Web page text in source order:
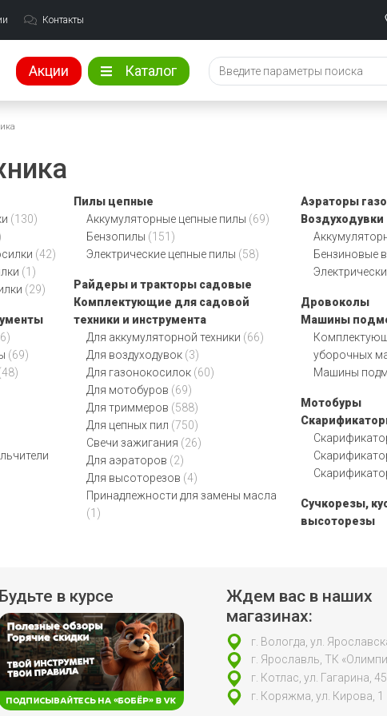
Контакты
Акции Каталог
(130)
(42)
(1)
(29)
(69)
Пилы цепные
Аккумуляторные цепные пилы (69)
Бензопилы (151)
Электрические цепные пилы (58)
Райдеры и тракторы садовые
Комплектующие для садовой
техники и инструмента
Для аккумуляторной техники (66)
Для воздуходувок (3)
Для газонокосилок (60)
Для мотобуров (69)
Для триммеров (588)
Для цепных пил (750)
Свечи зажигания (26)
Для аэраторов (2)
Для высоторезов (4)
Принадлежности для замены масла
(1)
Аэраторы
Воздуходувки
Бензиновые
Дровоколы
Машины
уборочных
Машины
Мотобуры
Сучкорезы,
высоторезы
Будьте в курсе
Ждем вас в наших
магазинах:
г. Вологда, ул.
г. Ярославль, ТК
г. Котлас, ул. Гагарина, 45
г. Коряжма, ул. Кирова, 1